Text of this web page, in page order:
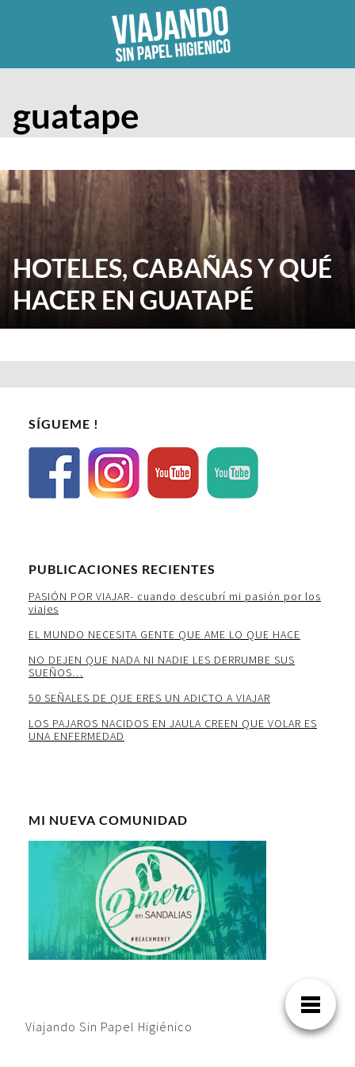
guatape
HOTELES, CABAÑAS Y QUÉ
HACER EN GUATAPÉ
SÍGUEME !
PUBLICACIONES RECIENTES
PASIÓN POR VIAJAR- cuando descubrí mi pasión por los
viajes
EL MUNDO NECESITA GENTE QUE AME LO QUE HACE
NO DEJEN QUE NADA NI NADIE LES DERRUMBE SUS
SUEÑOS…
50 SEÑALES DE QUE ERES UN ADICTO A VIAJAR
LOS PAJAROS NACIDOS EN JAULA CREEN QUE VOLAR ES
UNA ENFERMEDAD
MI NUEVA COMUNIDAD
Viajando Sin Papel Higiénico